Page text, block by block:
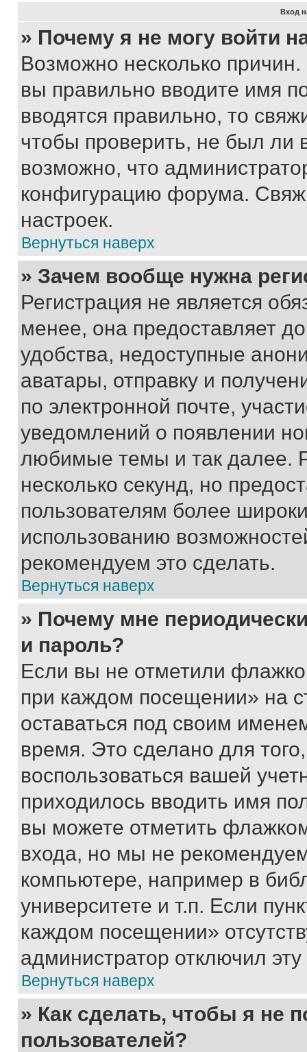
Вход
» Почему я не могу войти
Возможно несколько
вы правильно вводите имя
вводятся правильно, то
чтобы проверить, не был ли
возможно, что
конфигурацию форума.
настроек.
Вернуться наверх
» Зачем вообще нужна
Регистрация не является
менее, она предоставляет
удобства, недоступные
аватары, отправку и
по электронной почте,
уведомлений о появлении
любимые темы и так далее.
несколько секунд, но
пользователям более
использованию
рекомендуем это сделать.
Вернуться наверх
» Почему мне
и пароль?
Если вы не отметили
при каждом посещении» на
оставаться под своим
время. Это сделано для
воспользоваться вашей
приходилось вводить имя
вы можете отметить
входа, но мы не
компьютере, например в
университете и т.п. Если
каждом посещении»
администратор отключил
Вернуться наверх
» Как сделать, чтобы я не
пользователей?